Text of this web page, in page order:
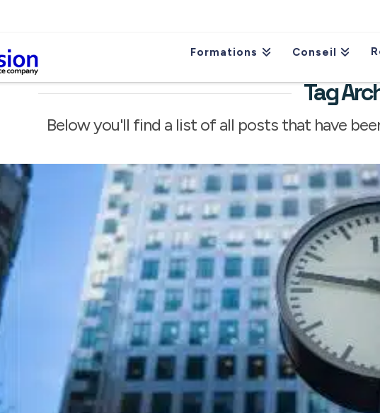
Formations Conseil
Tag
Below you'll find a list of all posts that have